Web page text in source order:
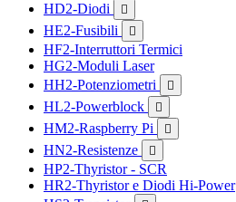
HD2-Diodi 
HE2-Fusibili 
HF2-Interruttori Termici
HG2-Moduli Laser
HH2-Potenziometri

HL2-Powerblock 
HM2-Raspberry Pi 
HN2-Resistenze 
HP2-Thyristor - SCR
HR2-Thyristor e Diodi Hi-Power